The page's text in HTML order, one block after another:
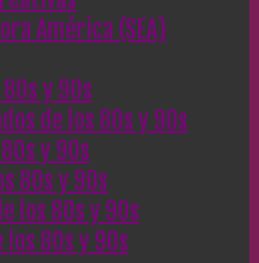
América (SEA)
y 90s
de los 80s y 90s
y 90s
80s y 90s
los 80s y 90s
los 80s y 90s